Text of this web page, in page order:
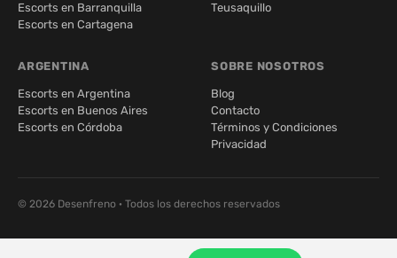
Escorts en Barranquilla
Escorts en Cartagena
Teusaquillo
ARGENTINA
Escorts en Argentina
Escorts en Buenos Aires
Escorts en Córdoba
SOBRE NOSOTROS
Blog
Contacto
Términos y Condiciones
Privacidad
© 2026 Desenfreno · Todos los derechos reservados